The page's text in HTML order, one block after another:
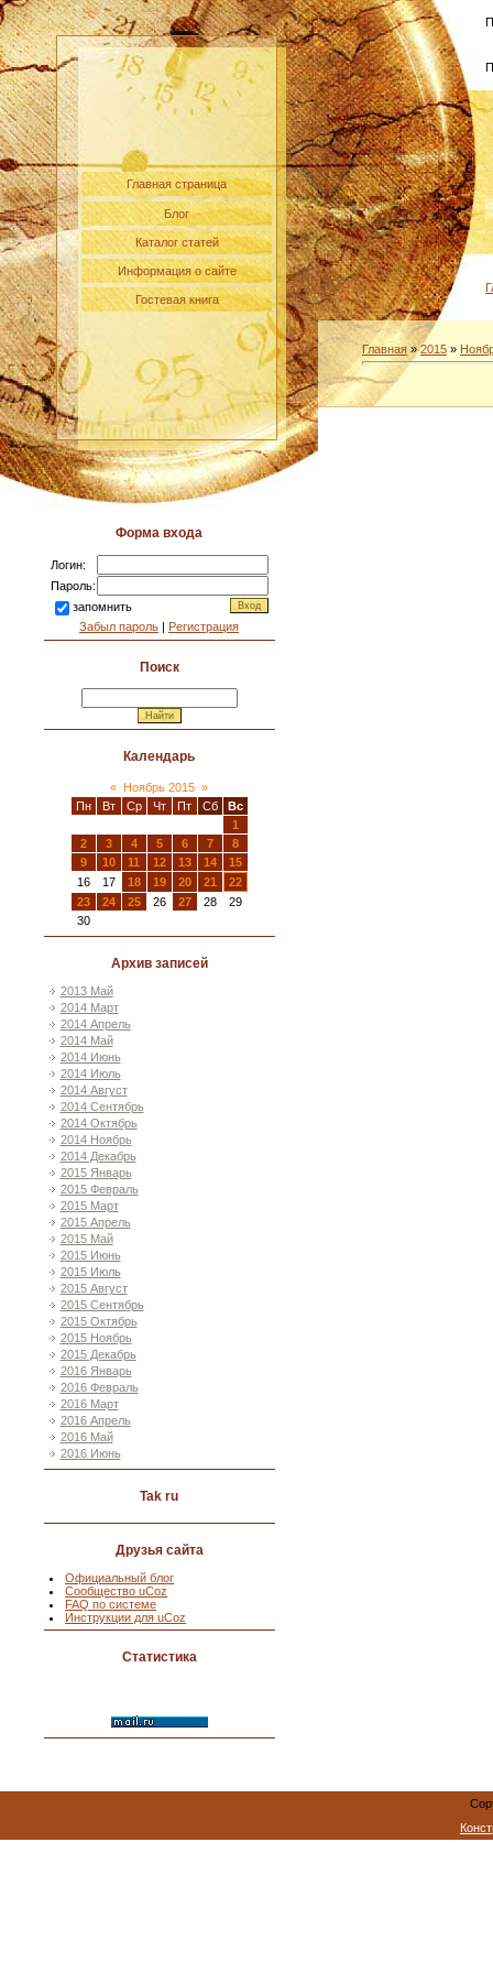
Главная страница
Блог
Каталог статей
Информация о сайте
Гостевая книга
Форма входа
Логин:
Пароль:
запомнить
Забыл пароль | Регистрация
Поиск
Календарь
« Ноябрь 2015 »
Пн
Вт Ср Чт Пт Сб
Вс
1
2
3 4 5 6 7
8
9
10 11 12 13 14
15
16
17 18 19 20 21
22
23
24 25 26 27 28
29
30
Архив записей
2013 Май
2014 Март
2014 Апрель
2014 Май
2014 Июнь
2014 Июль
2014 Август
2014 Сентябрь
2014 Октябрь
2014 Ноябрь
2014 Декабрь
2015 Январь
2015 Февраль
2015 Март
2015 Апрель
2015 Май
2015 Июнь
2015 Июль
2015 Август
2015 Сентябрь
2015 Октябрь
2015 Ноябрь
2015 Декабрь
2016 Январь
2016 Февраль
2016 Март
2016 Апрель
2016 Май
2016 Июнь
Tak ru
Друзья сайта
Официальный блог
Сообщество uCoz
FAQ по системе
Инструкции для uCoz
Статистика
Главная »2015 »